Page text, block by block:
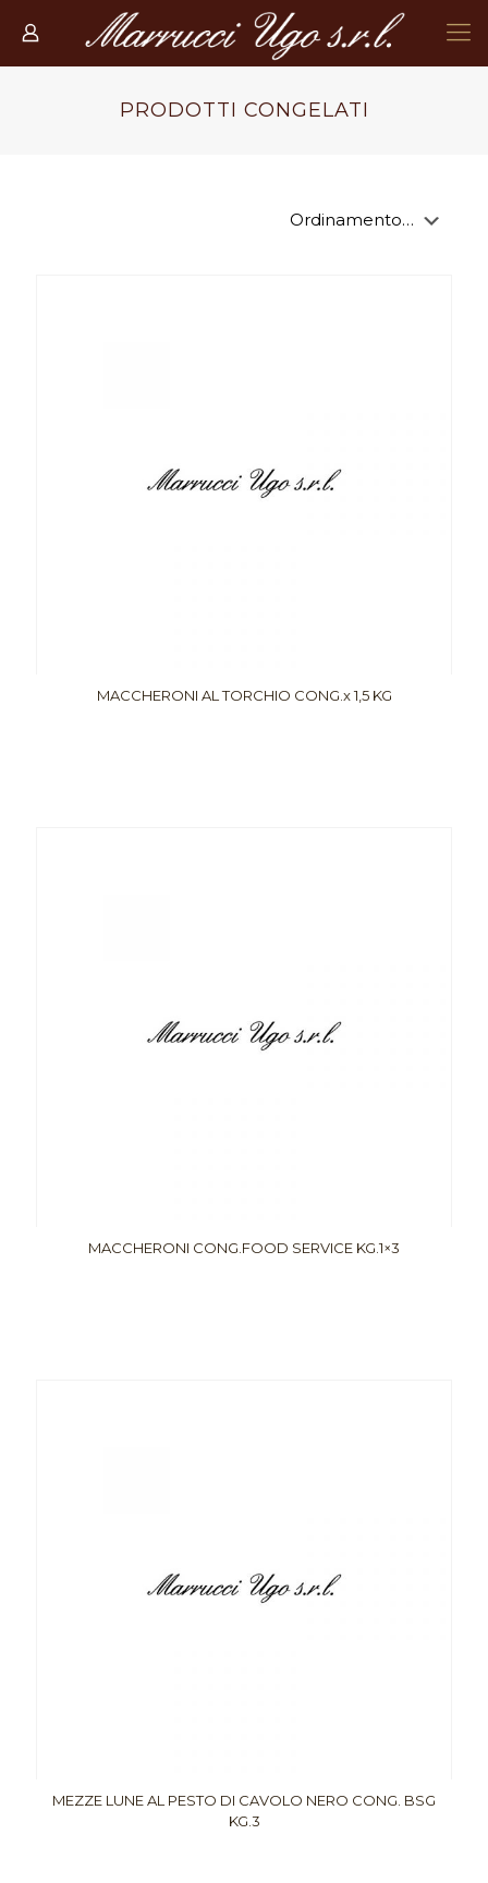
PRODOTTI CONGELATI
MACCHERONI AL TORCHIO CONG.x 1,5 KG
MACCHERONI CONG.FOOD SERVICE KG.1×3
MEZZE LUNE AL PESTO DI CAVOLO NERO CONG. BSG
KG.3